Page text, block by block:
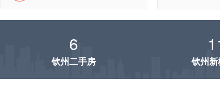
6
钦州二手房 钦州